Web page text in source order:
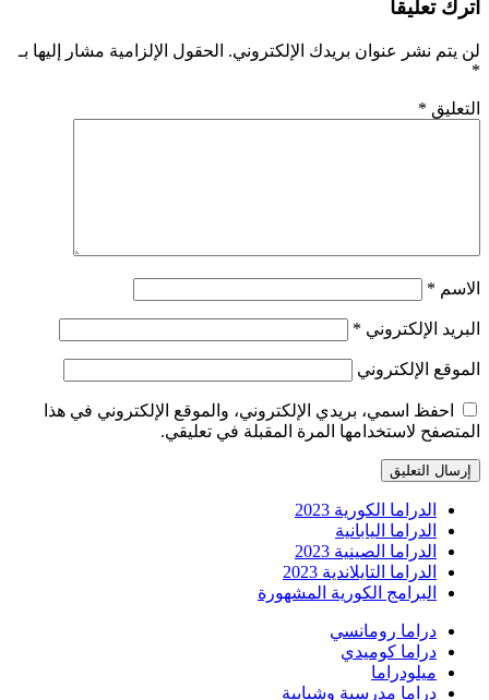
اترك تعليقاً
لن يتم نشر عنوان بريدك الإلكتروني. الحقول الإلزامية مشار إليها بـ
*
التعليق *
الاسم *
البريد الإلكتروني *
الموقع الإلكتروني
احفظ اسمي، بريدي الإلكتروني، والموقع الإلكتروني في هذا
المتصفح لاستخدامها المرة المقبلة في تعليقي.
الدراما الكورية 2023
الدراما اليابانية
الدراما الصينية 2023
الدراما التايلاندية 2023
البرامج الكورية المشهورة
دراما رومانسي
دراما كوميدي
ميلودراما
دراما مدرسية وشبابية